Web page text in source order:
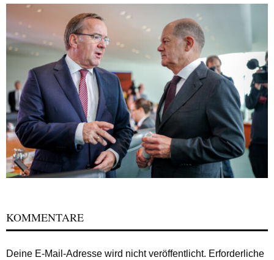
KOMMENTARE
Deine E-Mail-Adresse wird nicht veröffentlicht. Erforderliche